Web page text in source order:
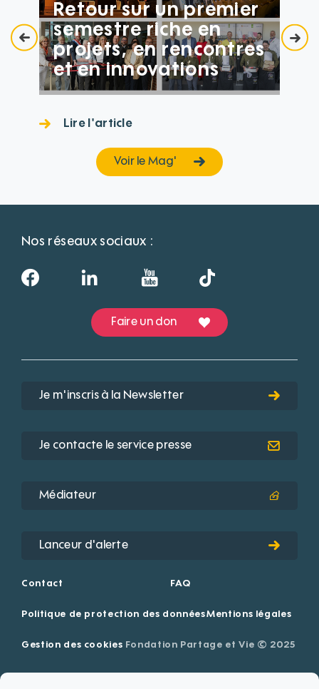
Retour sur un premier
semestre riche en
projets, en rencontres
et en innovations
Lire l'article
Voir le Mag'
Nos réseaux sociaux :
Faire un don
Je m'inscris à la Newsletter
Je contacte le service presse
Médiateur
Lanceur d'alerte
Contact FAQ
Politique de protection des donnéesMentions légales
Gestion des cookies Fondation Partage et Vie © 2025